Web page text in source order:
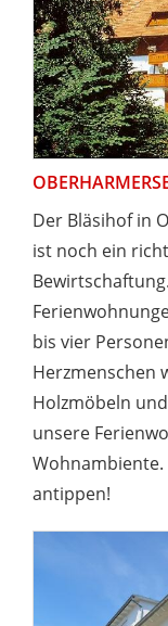
Der Bläsihof in
ist noch ein
bis vier
Herzmenschen
Holzmöbeln
unsere
Wohnambiente.
antippen!